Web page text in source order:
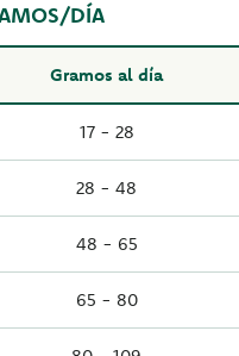
DÍA
Gramos al día
17 - 28
28 - 48
48 - 65
65 - 80